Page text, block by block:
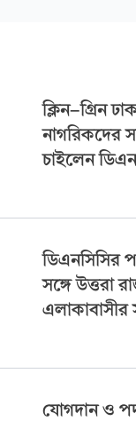
ক্লিন-গ্রিন
নাগরিকদের
চাইলেন
ডিএনসিসির
সঙ্গে উত্তরা
যোগদান ও